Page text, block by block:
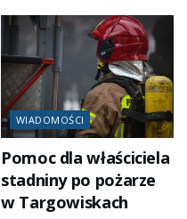
WIADOMOŚCI
Pomoc dla właściciela
stadniny po pożarze
w Targowiskach